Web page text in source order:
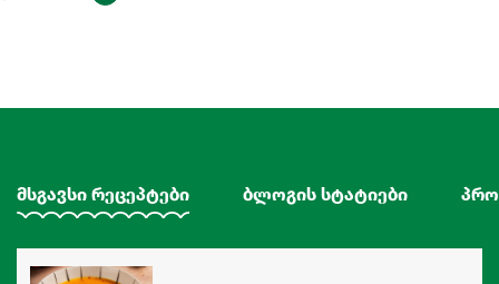
მსგავსი რეცეპტები ბლოგის სტატიები